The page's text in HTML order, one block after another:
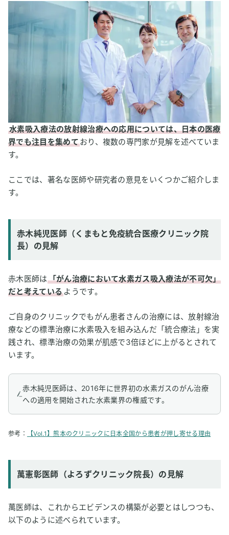
水素吸入療法の放射線治療への応用については、日本の医療
界でも注目を集めており、複数の専門家が見解を述べていま
す。
ここでは、著名な医師や研究者の意見をいくつかご紹介しま
す。
赤木純児医師（くまもと免疫統合医療クリニック院
長）の見解
赤木医師は「がん治療において水素ガス吸入療法が不可欠」
だと考えているようです。
ご自身のクリニックでもがん患者さんの治療には、放射線治
療などの標準治療に水素吸入を組み込んだ「統合療法」を実
践され、標準治療の効果が肌感で3倍ほどに上がるとされて
います。
赤木純児医師は、2016年に世界初の水素ガスのがん治療
への適用を開始された水素業界の権威です。
参考： 【Vol.1】熊本のクリニックに日本全国から患者が押し寄せる理由
萬憲彰医師（よろずクリニック院長）の見解
萬医師は、これからエビデンスの構築が必要とはしつつも、
以下のように述べられています。